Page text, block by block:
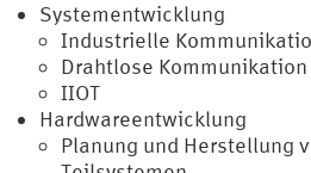
Systementwicklung
Industrielle
Drahtlose Kommunikation
IIOT
Hardwareentwicklung
Planung und Herstellung